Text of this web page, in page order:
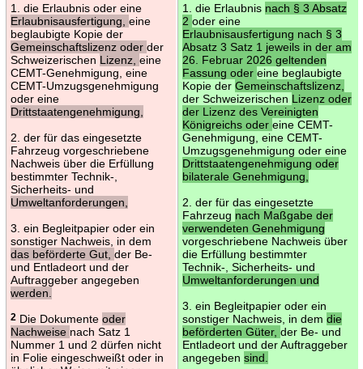
1. die Erlaubnis oder eine
Erlaubnisausfertigung, eine
beglaubigte Kopie der
Gemeinschaftslizenz oder der
Schweizerischen Lizenz, eine
CEMT-Genehmigung, eine
CEMT-Umzugsgenehmigung
oder eine
Drittstaatengenehmigung,
2. der für das eingesetzte
Fahrzeug vorgeschriebene
Nachweis über die Erfüllung
bestimmter Technik-,
Sicherheits- und
Umweltanforderungen,
3. ein Begleitpapier oder ein
sonstiger Nachweis, in dem
das beförderte Gut, der Be-
und Entladeort und der
Auftraggeber angegeben
werden.
2Die Dokumente oder
Nachweise nach Satz 1
Nummer 1 und 2 dürfen nicht
in Folie eingeschweißt oder in
1. die Erlaubnis nach § 3 Absatz
2 oder eine
Erlaubnisausfertigung nach § 3
Absatz 3 Satz 1 jeweils in der am
26. Februar 2026 geltenden
Fassung oder eine beglaubigte
Kopie der Gemeinschaftslizenz,
der Schweizerischen Lizenz oder
der Lizenz des Vereinigten
Königreichs oder eine CEMT-
Genehmigung, eine CEMT-
Umzugsgenehmigung oder eine
Drittstaatengenehmigung oder
bilaterale Genehmigung,
2. der für das eingesetzte
Fahrzeug nach Maßgabe der
verwendeten Genehmigung
vorgeschriebene Nachweis über
die Erfüllung bestimmter
Technik-, Sicherheits- und
Umweltanforderungen und
3. ein Begleitpapier oder ein
sonstiger Nachweis, in dem die
beförderten Güter, der Be- und
Entladeort und der Auftraggeber
angegeben sind.